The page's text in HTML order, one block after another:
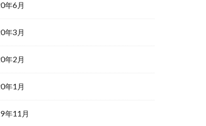
年6月
年3月
年2月
年1月
年11月